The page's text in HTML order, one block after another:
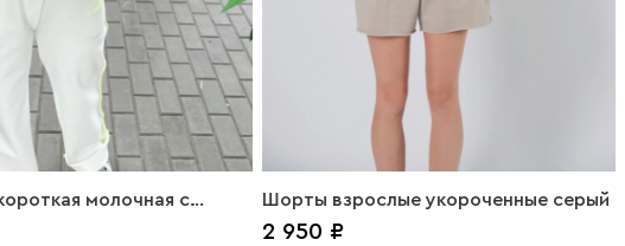
молочная с
Шорты взрослые укороченные серый
2 950 ₽